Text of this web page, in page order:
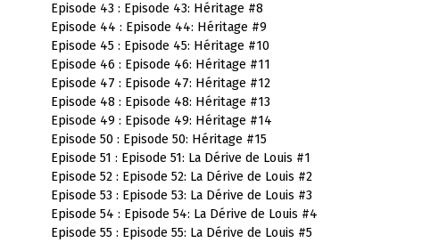
Episode 43 : Episode 43: Héritage #8
Episode 44 : Episode 44: Héritage #9
Episode 45 : Episode 45: Héritage #10
Episode 46 : Episode 46: Héritage #11
Episode 47 : Episode 47: Héritage #12
Episode 48 : Episode 48: Héritage #13
Episode 49 : Episode 49: Héritage #14
Episode 50 : Episode 50: Héritage #15
Episode 51 : Episode 51: La Dérive de Louis #1
Episode 52 : Episode 52: La Dérive de Louis #2
Episode 53 : Episode 53: La Dérive de Louis #3
Episode 54 : Episode 54: La Dérive de Louis #4
Episode 55 : Episode 55: La Dérive de Louis #5